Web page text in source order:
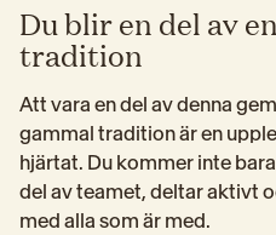
Du blir en del av
tradition
Att vara en del av denna
gammal tradition är en
hjärtat. Du kommer inte
del av teamet, deltar aktivt
med alla som är med.